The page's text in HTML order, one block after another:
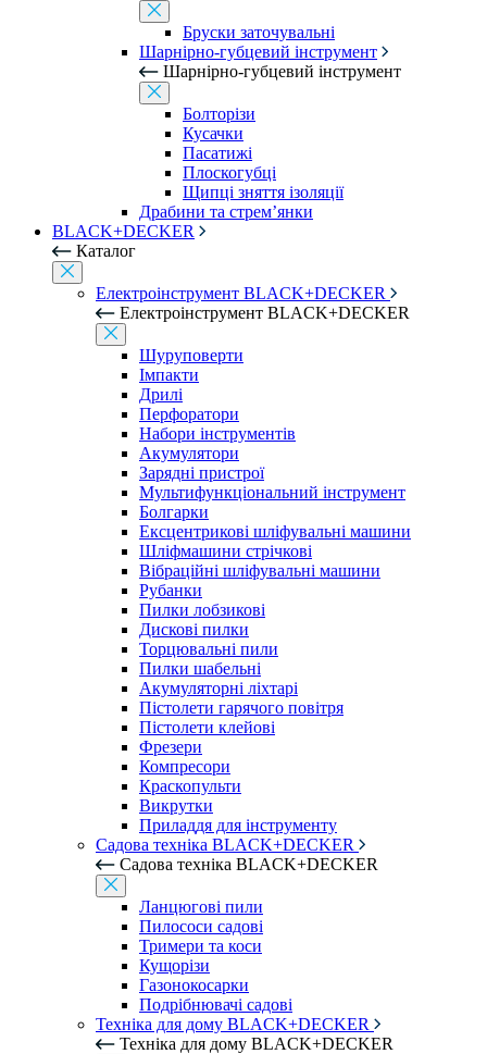
Бруски заточувальні
Шарнірно-губцевий інструмент
Шарнірно-губцевий інструмент
Болторізи
Кусачки
Пасатижі
Плоскогубці
Щипці зняття ізоляції
Драбини та стрем’янки
BLACK+DECKER
Каталог
Електроінструмент BLACK+DECKER
Електроінструмент BLACK+DECKER
Шуруповерти
Імпакти
Дрилі
Перфоратори
Набори інструментів
Акумулятори
Зарядні пристрої
Мультифункціональний інструмент
Болгарки
Ексцентрикові шліфувальні машини
Шліфмашини стрічкові
Вібраційні шліфувальні машини
Рубанки
Пилки лобзикові
Дискові пилки
Торцювальні пили
Пилки шабельні
Акумуляторні ліхтарі
Пістолети гарячого повітря
Пістолети клейові
Фрезери
Компресори
Краскопульти
Викрутки
Приладдя для інструменту
Садова техніка BLACK+DECKER
Садова техніка BLACK+DECKER
Ланцюгові пили
Пилососи садові
Тримери та коси
Кущорізи
Газонокосарки
Подрібнювачі садові
Техніка для дому BLACK+DECKER
Техніка для дому BLACK+DECKER